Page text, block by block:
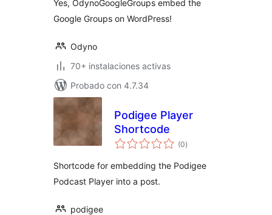
Yes, OdynoGoogleGroups embed the
Google Groups on WordPress!
Odyno
70+ instalaciones activas
Probado con 4.7.34
Podigee Player
Shortcode
(0valoraciones
en
)
Shortcode for embedding the Podigee
Podcast Player into a post.
podigee